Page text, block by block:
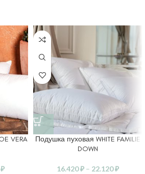
VERA
₽
Подушка пуховая WHITE FAMILIE
DOWN
16.420₽ – 22.120₽